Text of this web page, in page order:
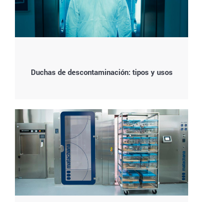
Duchas de descontaminación: tipos y usos